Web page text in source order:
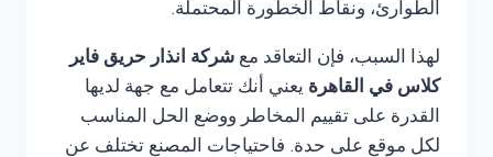
الطوارئ، ونقاط الخطورة المحتملة.
لهذا السبب، فإن التعاقد مع شركة انذار حريق فاير
كلاس في القاهرة يعني أنك تتعامل مع جهة لديها
القدرة على تقييم المخاطر ووضع الحل المناسب
لكل موقع على حدة. فاحتياجات المصنع تختلف عن